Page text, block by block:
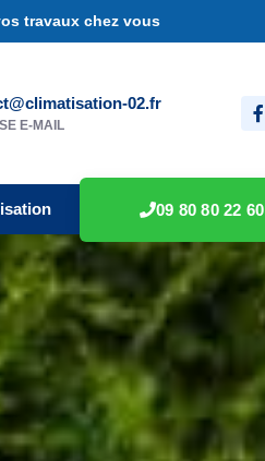
travaux chez vous
02.fr
E-MAIL
09 80 80 22 60